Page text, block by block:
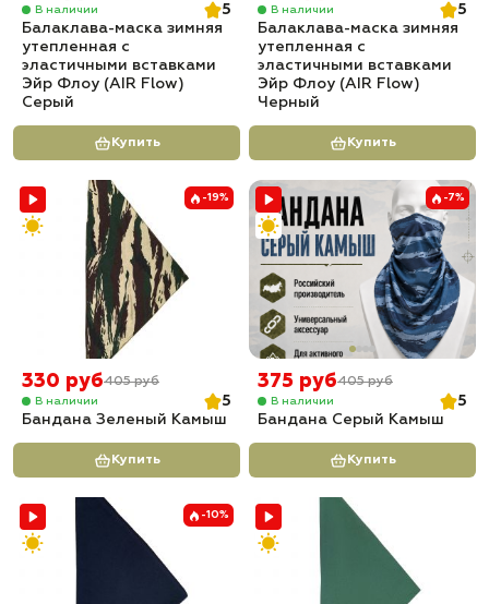
В наличии
5
Балаклава-маска зимняя
утепленная с
эластичными вставками
Эйр Флоу (AIR Flow)
Серый
Купить
В наличии
5
Балаклава-маска зимняя
утепленная с
эластичными вставками
Эйр Флоу (AIR Flow)
Черный
Купить
-19%
330 руб405 руб
В наличии
5
Бандана Зеленый Камыш
Купить
-7%
375 руб405 руб
В наличии
5
Бандана Серый Камыш
Купить
-10%